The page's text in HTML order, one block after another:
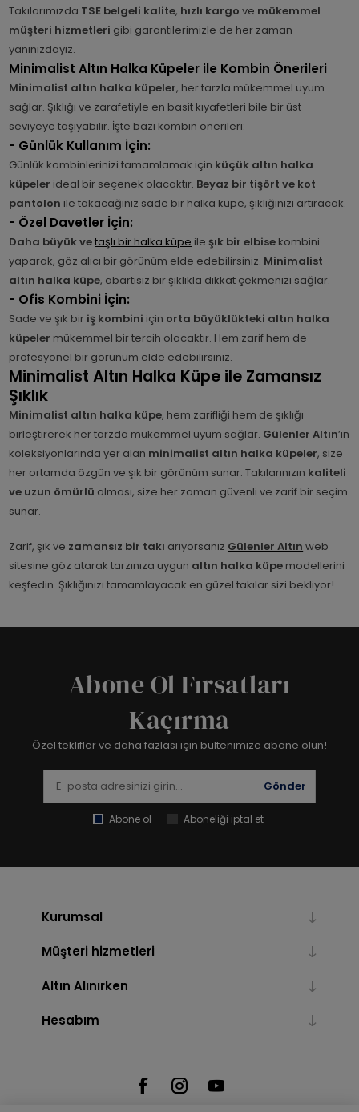
Takılarımızda TSE belgeli kalite, hızlı kargo ve mükemmel
müşteri hizmetleri gibi garantilerimizle de her zaman
yanınızdayız.
Minimalist Altın Halka Küpeler ile Kombin Önerileri
Minimalist altın halka küpeler, her tarzla mükemmel uyum
sağlar. Şıklığı ve zarafetiyle en basit kıyafetleri bile bir üst
seviyeye taşıyabilir. İşte bazı kombin önerileri:
- Günlük Kullanım İçin:
Günlük kombinlerinizi tamamlamak için küçük altın halka
küpeler ideal bir seçenek olacaktır. Beyaz bir tişört ve kot
pantolon ile takacağınız sade bir halka küpe, şıklığınızı artıracak.
- Özel Davetler İçin:
Daha büyük vetaşlı bir halka küpe ileşık bir elbise kombini
yaparak, göz alıcı bir görünüm elde edebilirsiniz. Minimalist
altın halka küpe, abartısız bir şıklıkla dikkat çekmenizi sağlar.
- Ofis Kombini İçin:
Sade ve şık bir iş kombini için orta büyüklükteki altın halka
küpeler mükemmel bir tercih olacaktır. Hem zarif hem de
profesyonel bir görünüm elde edebilirsiniz.
Minimalist Altın Halka Küpe ile Zamansız
Şıklık
Minimalist altın halka küpe, hem zarifliği hem de şıklığı
birleştirerek her tarzda mükemmel uyum sağlar. Gülenler Altın’ın
koleksiyonlarında yer alan minimalist altın halka küpeler, size
her ortamda özgün ve şık bir görünüm sunar. Takılarınızın kaliteli
ve uzun ömürlü olması, size her zaman güvenli ve zarif bir seçim
sunar.
Zarif, şık ve zamansız bir takı arıyorsanız Gülenler Altın web
sitesine göz atarak tarzınıza uygun altın halka küpe modellerini
keşfedin. Şıklığınızı tamamlayacak en güzel takılar sizi bekliyor!
Abone Ol Fırsatları
Kaçırma
Özel teklifler ve daha fazlası için bültenimize abone olun!
Gönder
Abone ol Aboneliği iptal et
Kurumsal
Müşteri hizmetleri
Altın Alınırken
Hesabım